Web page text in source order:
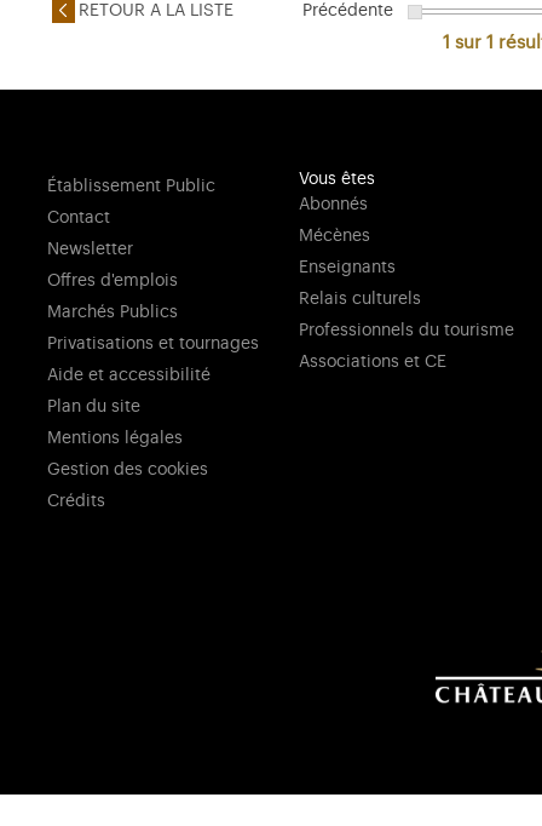
RETOUR A LA LISTE Précédente
1 sur 1
Établissement Public
Contact
Newsletter
Offres d'emplois
Marchés Publics
Privatisations et tournages
Aide et accessibilité
Plan du site
Mentions légales
Gestion des cookies
Crédits
Vous êtes
Abonnés
Mécènes
Enseignants
Relais culturels
Professionnels du tourisme
Associations et CE